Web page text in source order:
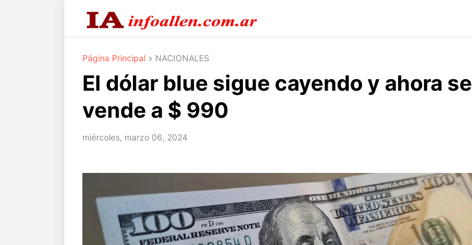
Página Principal NACIONALES
El dólar blue sigue cayendo y ahora se
vende a $ 990
miércoles, marzo 06, 2024